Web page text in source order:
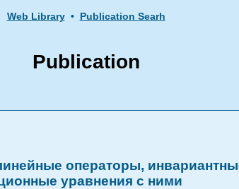
Web Library • Publication Searh
Publication
операторы,
уравнения с ними